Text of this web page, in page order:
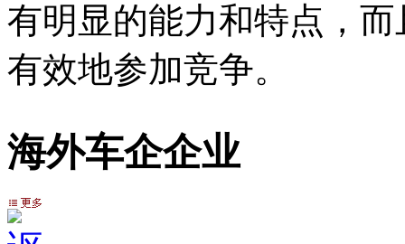
有明显的能力和特点，
有效地参加竞争。
海外车企企业